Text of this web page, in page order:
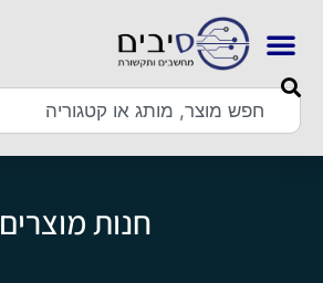
חנות מוצרים